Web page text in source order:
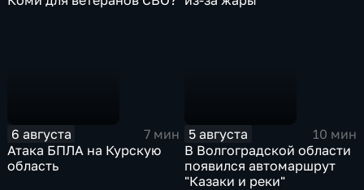
6 августа
7 мин
Атака БПЛА на Курскую
область
5 августа
10 мин
В Волгоградской области
появился автомаршрут
"Казаки и реки"